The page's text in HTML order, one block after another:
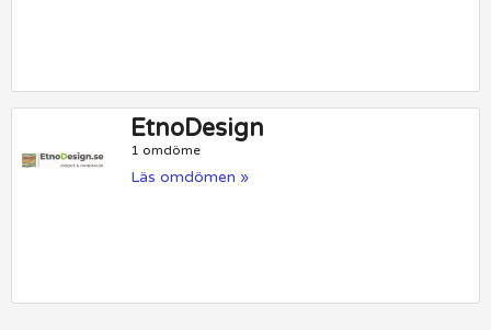
EtnoDesign
1 omdöme
Läs omdömen »